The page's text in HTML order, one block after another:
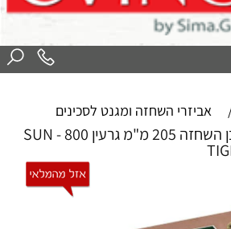
אביזרי השחזה ומגנט לסכינים
אבן השחזה 205 מ"מ גרעין 800 - SUN